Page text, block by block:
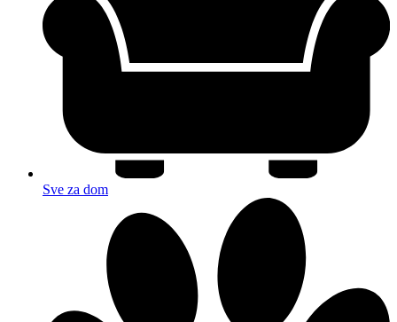
Sve za dom